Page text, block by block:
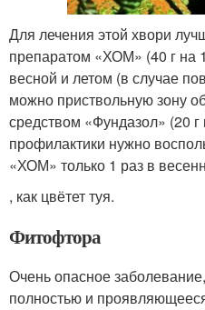
Для лечения этой хвори
препаратом «ХОМ» (40 г на
весной и летом (в случае
можно приствольную зону
средством «Фундазол» (20
профилактики нужно
«ХОМ» только 1 раз в
, как цвётет туя.
Фитофтора
Очень опасное
полностью и